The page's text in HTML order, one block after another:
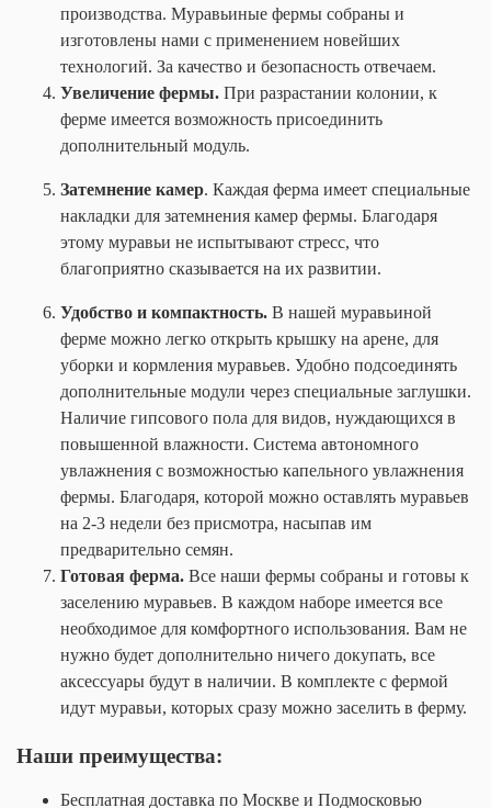
производства. Муравьиные фермы собраны и
изготовлены нами с применением новейших
технологий. За качество и безопасность отвечаем.
Увеличение фермы. При разрастании колонии, к
ферме имеется возможность присоединить
дополнительный модуль.
Затемнение камер. Каждая ферма имеет специальные
накладки для затемнения камер фермы. Благодаря
этому муравьи не испытывают стресс, что
благоприятно сказывается на их развитии.
Удобство и компактность. В нашей муравьиной
ферме можно легко открыть крышку на арене, для
уборки и кормления муравьев. Удобно подсоединять
дополнительные модули через специальные заглушки.
Наличие гипсового пола для видов, нуждающихся в
повышенной влажности. Система автономного
увлажнения с возможностью капельного увлажнения
фермы. Благодаря, которой можно оставлять муравьев
на 2-3 недели без присмотра, насыпав им
предварительно семян.
Готовая ферма. Все наши фермы собраны и готовы к
заселению муравьев. В каждом наборе имеется все
необходимое для комфортного использования. Вам не
нужно будет дополнительно ничего докупать, все
аксессуары будут в наличии. В комплекте с фермой
идут муравьи, которых сразу можно заселить в ферму.
Наши преимущества:
Бесплатная доставка по Москве и Подмосковью